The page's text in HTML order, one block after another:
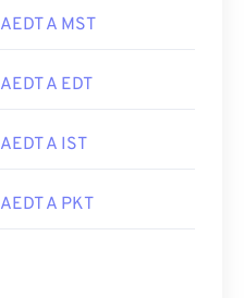
AEDT A MST
AEDT A EDT
AEDT A IST
AEDT A PKT